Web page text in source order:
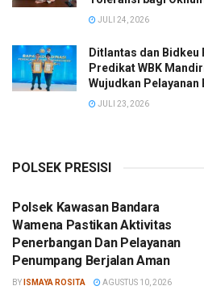
JULI 24, 2026
Ditlantas dan Bidkeu
Predikat WBK
Wujudkan
JULI 23, 2026
POLSEK PRESISI
Polsek Kawasan Bandara
Wamena Pastikan Aktivitas
Penerbangan Dan Pelayanan
Penumpang Berjalan Aman
BY ISMAYA ROSITA AGUSTUS 10, 2026